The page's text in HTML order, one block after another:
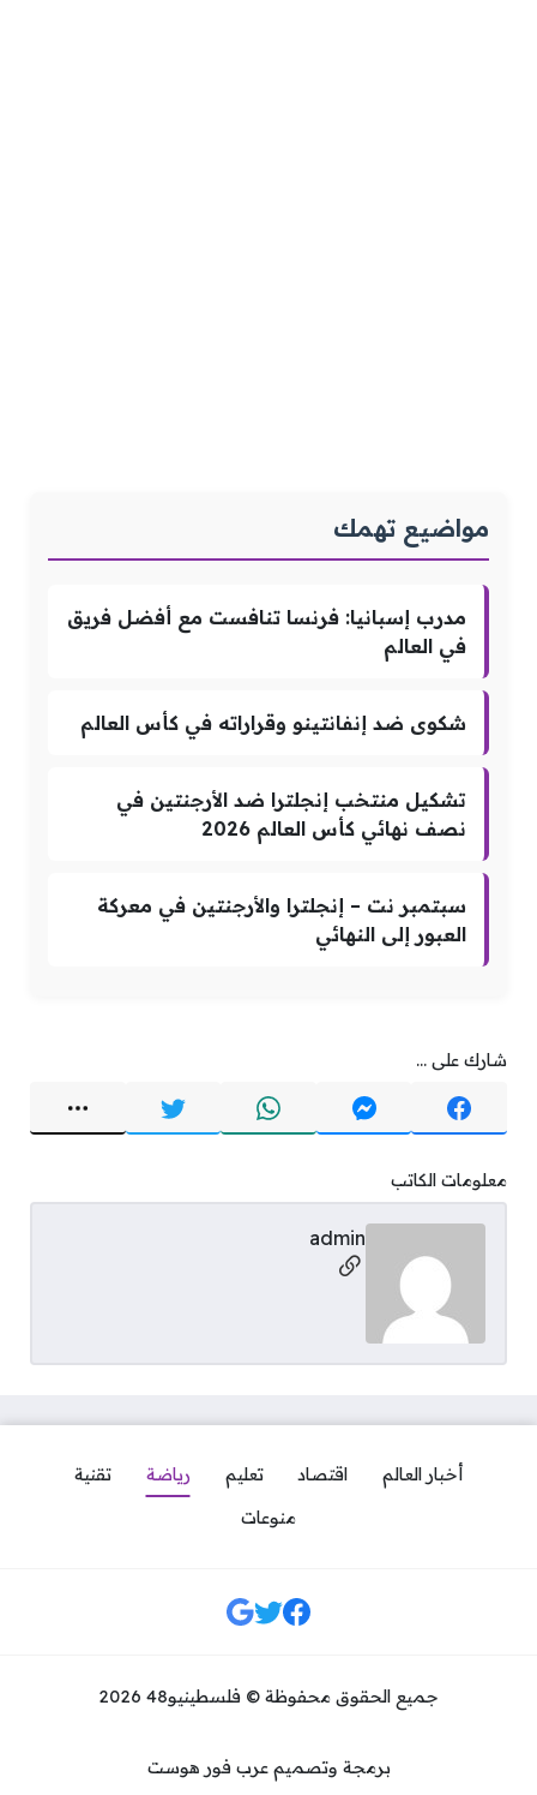
مواضيع تهمك
مدرب إسبانيا: فرنسا تنافست مع أفضل فريق
في العالم
شكوى ضد إنفانتينو وقراراته في كأس العالم
تشكيل منتخب إنجلترا ضد الأرجنتين في
نصف نهائي كأس العالم 2026
سبتمبر نت – إنجلترا والأرجنتين في معركة
العبور إلى النهائي
شارك على ...
معلومات الكاتب
admin
مواقع التواصل
أخبار العالم اقتصاد تعليم رياضة
تقنية
منوعات
مواقع التواصل
جميع الحقوق محفوظة © فلسطينيو48 2026
برمجة وتصميم عرب فور هوست